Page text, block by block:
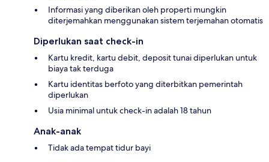
Informasi yang diberikan oleh properti mungkin
diterjemahkan menggunakan sistem terjemahan otomatis
Diperlukan saat check-in
Kartu kredit, kartu debit, deposit tunai diperlukan untuk
biaya tak terduga
Kartu identitas berfoto yang diterbitkan pemerintah
diperlukan
Usia minimal untuk check-in adalah 18 tahun
Anak-anak
Tidak ada tempat tidur bayi